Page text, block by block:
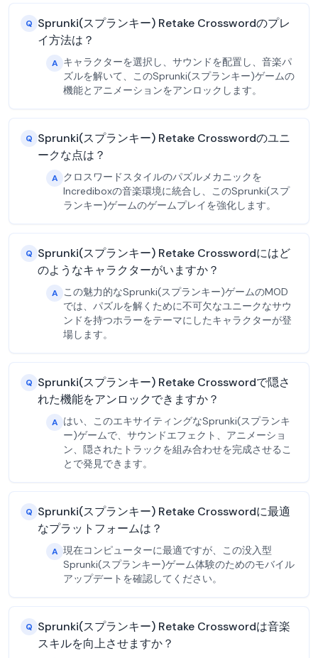
Q Sprunki(スプランキー) Retake Crosswordのプレ
イ方法は？
A キャラクターを選択し、サウンドを配置し、音楽パ
ズルを解いて、このSprunki(スプランキー)ゲームの
機能とアニメーションをアンロックします。
Q Sprunki(スプランキー) Retake Crosswordのユニ
ークな点は？
A クロスワードスタイルのパズルメカニックを
Incrediboxの音楽環境に統合し、このSprunki(スプ
ランキー)ゲームのゲームプレイを強化します。
Q Sprunki(スプランキー) Retake Crosswordにはど
のようなキャラクターがいますか？
A この魅力的なSprunki(スプランキー)ゲームのMOD
では、パズルを解くために不可欠なユニークなサウ
ンドを持つホラーをテーマにしたキャラクターが登
場します。
Q Sprunki(スプランキー) Retake Crosswordで隠さ
れた機能をアンロックできますか？
A はい、このエキサイティングなSprunki(スプランキ
ー)ゲームで、サウンドエフェクト、アニメーショ
ン、隠されたトラックを組み合わせを完成させるこ
とで発見できます。
Q Sprunki(スプランキー) Retake Crosswordに最適
なプラットフォームは？
A 現在コンピューターに最適ですが、この没入型
Sprunki(スプランキー)ゲーム体験のためのモバイル
アップデートを確認してください。
Q Sprunki(スプランキー) Retake Crosswordは音楽
スキルを向上させますか？